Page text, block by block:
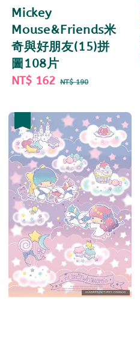
Mickey
Mouse&Friends米
奇與好朋友(15)拼
圖108片
Sale
NT$ 162 Regular
NT$ 190